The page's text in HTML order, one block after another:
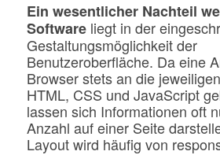
Ein wesentlicher Nachteil
Softwareliegt in der
Gestaltungsmöglichkeit der
Benutzeroberfläche. Da eine
Browser stets an die
HTML, CSS und JavaScript
lassen sich Informationen oft
Anzahl auf einer Seite
Layout wird häufig von